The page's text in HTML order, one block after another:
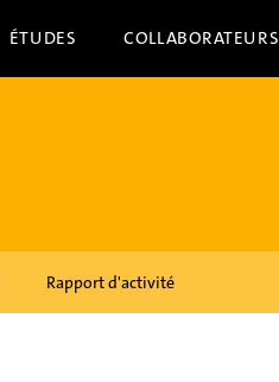
ÉTUDES COLLABORATEURS
Rapport d'activité